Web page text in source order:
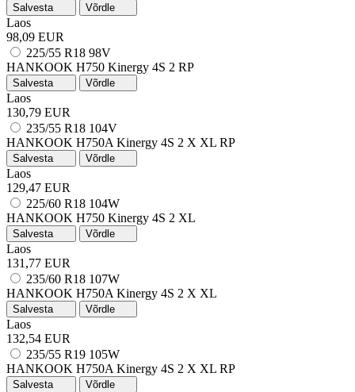
Salvesta Võrdle
Laos
98,09 EUR
225/55 R18 98V
HANKOOK H750 Kinergy 4S 2 RP
Salvesta Võrdle
Laos
130,79 EUR
235/55 R18 104V
HANKOOK H750A Kinergy 4S 2 X XL RP
Salvesta Võrdle
Laos
129,47 EUR
225/60 R18 104W
HANKOOK H750 Kinergy 4S 2 XL
Salvesta Võrdle
Laos
131,77 EUR
235/60 R18 107W
HANKOOK H750A Kinergy 4S 2 X XL
Salvesta Võrdle
Laos
132,54 EUR
235/55 R19 105W
HANKOOK H750A Kinergy 4S 2 X XL RP
Salvesta Võrdle